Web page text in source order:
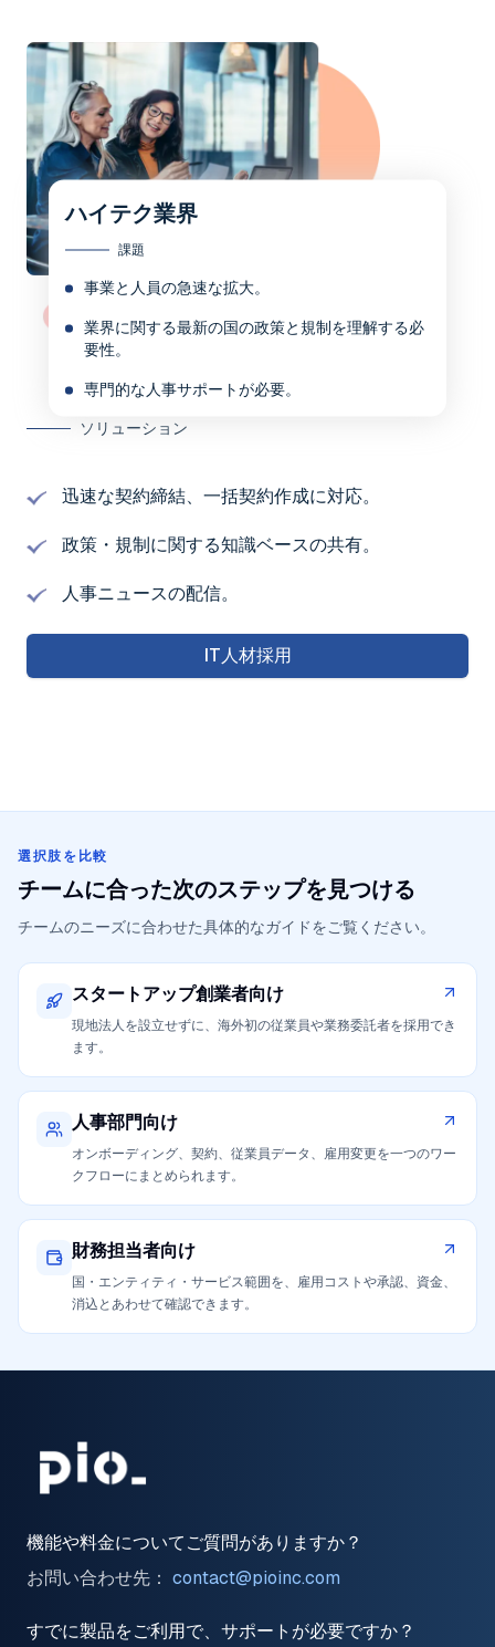
ハイテク業界
課題
事業と人員の急速な拡大。
業界に関する最新の国の政策と規制を理解する必
要性。
専門的な人事サポートが必要。
ソリューション
迅速な契約締結、一括契約作成に対応。
政策・規制に関する知識ベースの共有。
人事ニュースの配信。
IT人材採用
選択肢を比較
チームに合った次のステップを見つける
チームのニーズに合わせた具体的なガイドをご覧ください。
スタートアップ創業者向け
現地法人を設立せずに、海外初の従業員や業務委託者を採用でき
ます。
人事部門向け
オンボーディング、契約、従業員データ、雇用変更を一つのワー
クフローにまとめられます。
財務担当者向け
国・エンティティ・サービス範囲を、雇用コストや承認、資金、
消込とあわせて確認できます。
機能や料金についてご質問がありますか？
お問い合わせ先： contact@pioinc.com
すでに製品をご利用で、サポートが必要ですか？